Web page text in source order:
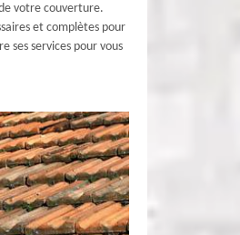
votre couverture.
et complètes pour
ses services pour vous